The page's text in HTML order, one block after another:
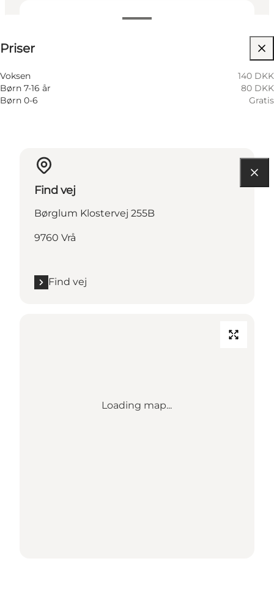
Priser
Voksen
140 DKK
Børn 7-16 år
80 DKK
Børn 0-6
Gratis
Find vej
Børglum Klostervej 255B
9760 Vrå
Find vej
Loading map...